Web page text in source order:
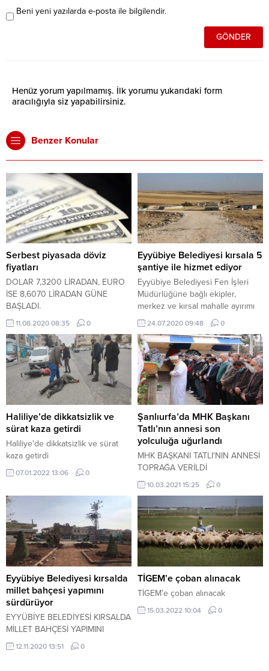
Beni yeni yazılarda e-posta ile bilgilendir.
Henüz yorum yapılmamış. İlk yorumu yukarıdaki form
aracılığıyla siz yapabilirsiniz.
Benzer Konular
Serbest piyasada döviz
fiyatları
DOLAR 7,3200 LİRADAN, EURO
İSE 8,6070 LİRADAN GÜNE
BAŞLADI.
11.08.2020 08:35 0
Eyyübiye Belediyesi kırsala 5
şantiye ile hizmet ediyor
Eyyübiye Belediyesi Fen İşleri
Müdürlüğüne bağlı ekipler,
merkez ve kırsal mahalle ayırımı
yapmadan çalışmalarına ara
vermeden devam ediyor.
24.07.2020 09:48 0
Haliliye’de dikkatsizlik ve
sürat kaza getirdi
Haliliye'de dikkatsizlik ve sürat
kaza getirdi
07.01.2022 13:06 0
Şanlıurfa’da MHK Başkanı
Tatlı’nın annesi son
yolculuğa uğurlandı
MHK BAŞKANI TATLI'NIN ANNESİ
TOPRAĞA VERİLDİ
10.03.2021 15:25 0
Eyyübiye Belediyesi kırsalda
millet bahçesi yapımını
sürdürüyor
EYYÜBİYE BELEDİYESİ KIRSALDA
MİLLET BAHÇESİ YAPIMINI
SÜRDÜRÜYOR
12.11.2020 13:51 0
TİGEM’e çoban alınacak
TİGEM’e çoban alınacak
15.03.2022 10:04 0